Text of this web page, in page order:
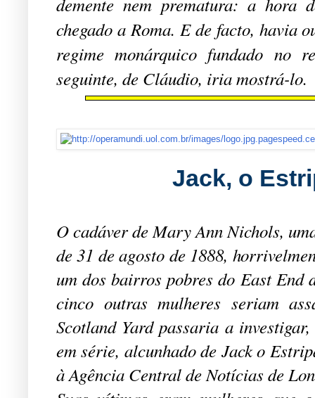
chegado a Roma. E de facto, havia
regime monárquico fundado no
seguinte, de Cláudio, iria mostrá-lo.
Jack, o
O cadáver de Mary Ann Nichols,
de 31 de agosto de 1888,
um dos bairros pobres do East End
cinco outras mulheres seriam
Scotland Yard passaria a
em série, alcunhado de Jack o
à Agência Central de Notícias de